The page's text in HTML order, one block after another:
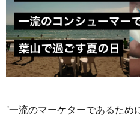
"一流のマーケターであるため